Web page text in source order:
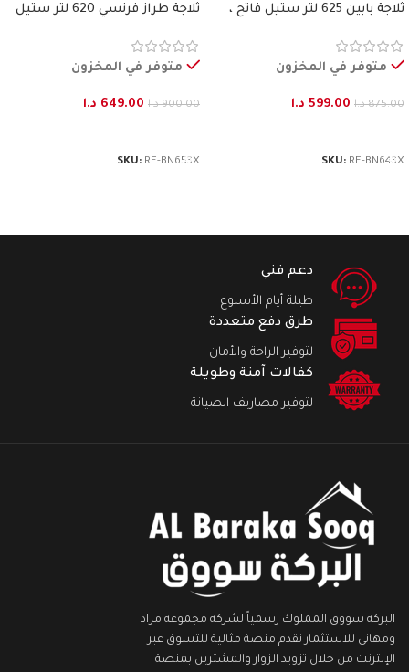
ثلاجة بابين 625 لتر ستيل فاتح ،
متوفر في المخزون
875.00 د.ا 599.00 د.ا
SKU: RF-BN643X
ثلاجة طراز فرنسي 620 لتر ستيل
متوفر في المخزون
900.00 د.ا 649.00 د.ا
SKU: RF-BN653X
دعم فني
طيلة أيام الأسبوع
طرق دفع متعددة
لتوفير الراحة والأمان
كفالات آمنة وطويلة
لتوفير مصاريف الصيانة
البركة سووق المملوك رسمياً لشركة مجموعة مراد
ومهاني للاستثمار نقدم منصة مثالية للتسوق عبر
الإنترنت من خلال تزويد الزوار والمشترين بمنصة